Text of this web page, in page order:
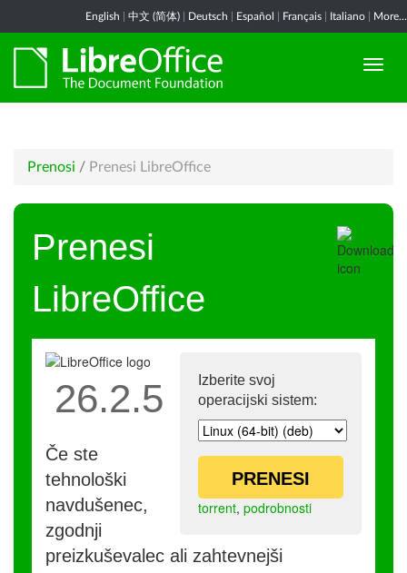
English 中文 (简体) Deutsch Español Français Italiano More...
Prenosi / Prenesi LibreOffice
Prenesi
LibreOffice
Izberite svoj
operacijski sistem:
PRENESI
torrent, podrobnosti
26.2.5
Če ste
tehnološki
navdušenec,
zgodnji
preizkuševalec ali zahtevnejši